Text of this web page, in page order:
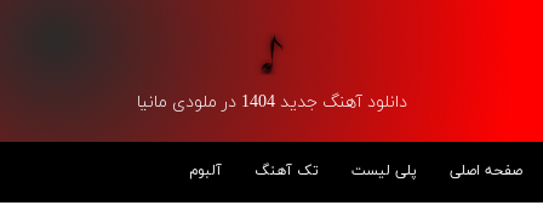
دانلود آهنگ جدید 1404 در ملودی مانیا
صفحه اصلی پلی لیست تک آهنگ آلبوم